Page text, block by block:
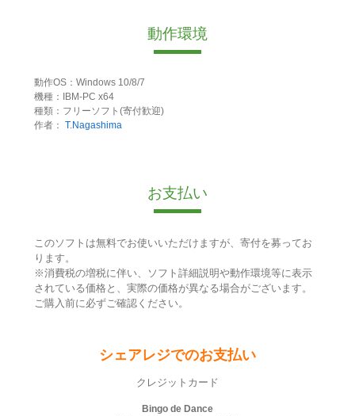
動作環境
動作OS：Windows 10/8/7
機種：IBM-PC x64
種類：フリーソフト(寄付歓迎)
作者： T.Nagashima
お支払い
このソフトは無料でお使いいただけますが、寄付を募ってお
ります。
※消費税の増税に伴い、ソフト詳細説明や動作環境等に表示
されている価格と、実際の価格が異なる場合がございます。
ご購入前に必ずご確認ください。
シェアレジでのお支払い
クレジットカード
Bingo de Dance